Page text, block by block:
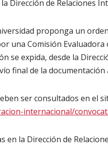
Dirección de Relaciones
proponga un
una Comisión
se expida, desde la
final de la documentación
ser consultados en el
internacional/
en la Dirección de